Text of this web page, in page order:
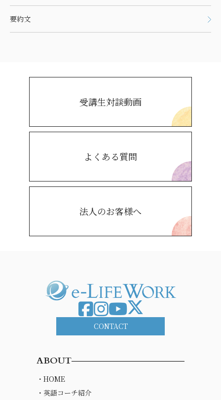
要約文
受講生対談動画
よくある質問
法人のお客様へ
CONTACT
ABOUT
・HOME
・英語コーチ紹介